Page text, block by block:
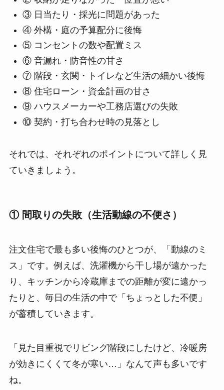
③ 日当たり・採光に問題があった
④ 外構・庭の予算配分に後悔
⑤ コンセントの数や配置ミス
⑥ 音漏れ・防音性の甘さ
⑦ 階段・玄関・トイレなど生活の細かい後悔
⑧ 住宅ローン・資金計画の甘さ
⑨ ハウスメーカーや工務店選びの失敗
⑩ 契約・打ち合わせ時の見落とし
それでは、それぞれのポイントについて詳しく見
ていきましょう。
① 間取りの失敗（生活動線の不便さ）
注文住宅で最も多い後悔のひとつが、「動線のミ
ス」です。例えば、洗濯機から干し場が遠かった
り、キッチンから冷蔵庫までの距離が変に遠かっ
たりと、毎日の生活の中で「ちょっとした不便」
が蓄積していきます。
「見た目重視でリビング階段にしたけど、冷暖房
が効きにくくて冬が寒い…」なんて声も多いです
ね。